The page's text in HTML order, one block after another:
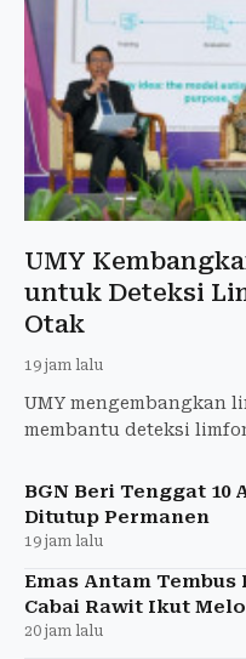
UMY
untuk Deteksi
Otak
19 jam lalu
UMY mengembangkan
membantu deteksi
BGN Beri Tenggat 10
Ditutup Permanen
19 jam lalu
Emas Antam Tembus
Cabai Rawit Ikut
20 jam lalu